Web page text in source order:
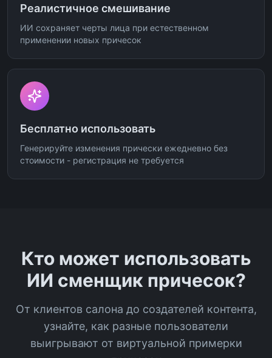
Реалистичное смешивание
ИИ сохраняет черты лица при естественном
применении новых причесок
Бесплатно использовать
Генерируйте изменения прически ежедневно без
стоимости - регистрация не требуется
Кто может использовать
ИИ сменщик причесок?
От клиентов салона до создателей контента,
узнайте, как разные пользователи
выигрывают от виртуальной примерки